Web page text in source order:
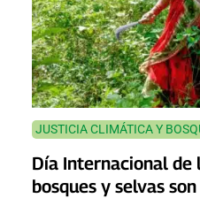
JUSTICIA CLIMÁTICA Y
Día Internacional de
bosques y selvas